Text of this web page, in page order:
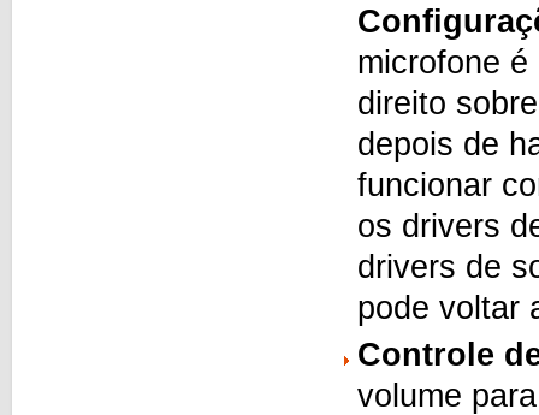
microfone
direito
depois de
funcionar
os drivers
drivers de
pode voltar
Controle
volume